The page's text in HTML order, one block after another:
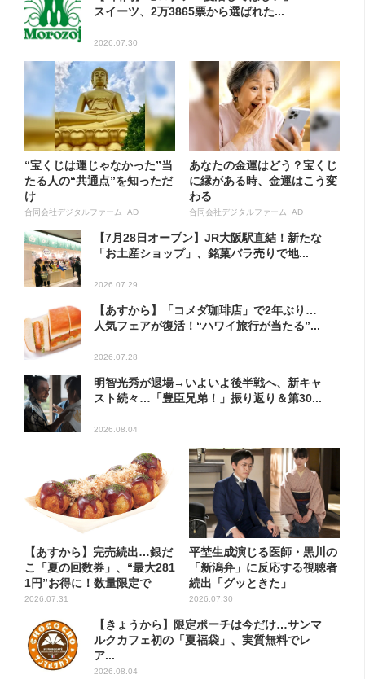
スイーツ、2万3865票から選ばれた...
2026.07.30
“宝くじは運じゃなかった”当
たる人の“共通点”を知っただ
け
合同会社デジタルファーム AD
あなたの金運はどう？宝くじ
に縁がある時、金運はこう変
わる
合同会社デジタルファーム AD
【7月28日オープン】JR大阪駅直結！新たな
「お土産ショップ」、銘菓バラ売りで地...
2026.07.29
【あすから】「コメダ珈琲店」で2年ぶり…
人気フェアが復活！“ハワイ旅行が当たる”...
2026.07.28
明智光秀が退場→いよいよ後半戦へ、新キャ
スト続々…「豊臣兄弟！」振り返り＆第30...
2026.08.04
【あすから】完売続出…銀だ
こ「夏の回数券」、“最大281
1円”お得に！数量限定で
2026.07.31
平埜生成演じる医師・黒川の
「新潟弁」に反応する視聴者
続出「グッときた」
2026.07.30
【きょうから】限定ポーチは今だけ…サンマ
ルクカフェ初の「夏福袋」、実質無料でレ
ア...
2026.08.04